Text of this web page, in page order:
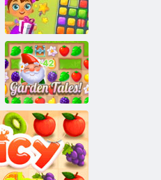
Mahjong
cooking
Match de jouet!
Contes de jardin